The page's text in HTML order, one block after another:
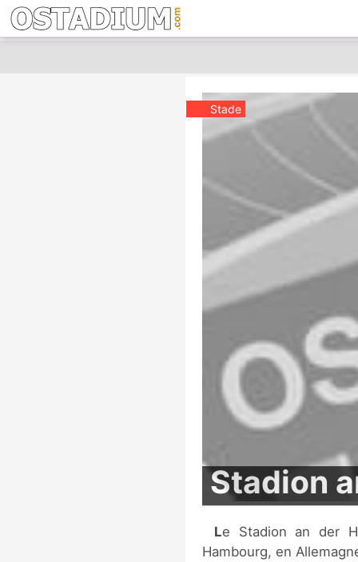
Stade
Stadion
Le Stadion an der Hoheluft est un stade multi-sports situé à
Hambourg, en